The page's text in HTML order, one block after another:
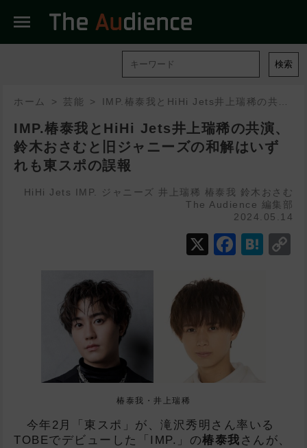
menu
検索
ホーム 芸能
IMP.椿泰我とHiHi Jets井上瑞稀の共演、
鈴木おさむと旧ジャニーズの和解はいず
れも東スポの誤報
HiHi Jets IMP. ジャニーズ 井上瑞稀 椿泰我 鈴木おさむ
The Audience 編集部
2024.05.14
X
椿泰我・井上瑞稀
今年2月「東スポ」が、滝沢秀明さん率いる
TOBEでデビューした「IMP.」の椿泰我 さんが、